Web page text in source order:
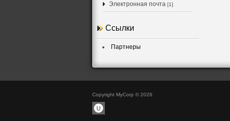
Электронная почта [1]
Ссылки
Партнеры
Copyright MyCorp © 2026